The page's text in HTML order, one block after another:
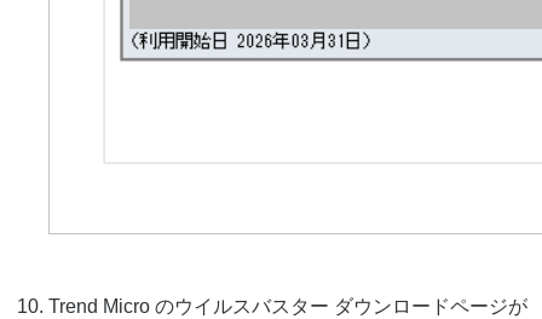
Trend Micro のウイルスバスター ダウンロードページが